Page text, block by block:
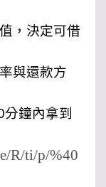
，決定可借
與還款方
鐘內拿到
R/ti/p/%40